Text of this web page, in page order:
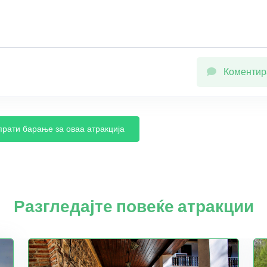
барање за оваа атракција
Разгледајте повеќе атракции